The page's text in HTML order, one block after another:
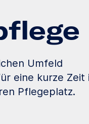
Umfeld
eine kurze Zeit
Pflegeplatz.